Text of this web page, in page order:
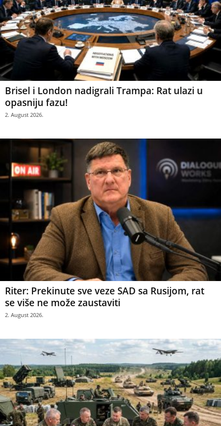
Brisel i London nadigrali Trampa: Rat ulazi u
opasniju fazu!
2. August 2026.
Riter: Prekinute sve veze SAD sa Rusijom, rat
se više ne može zaustaviti
2. August 2026.